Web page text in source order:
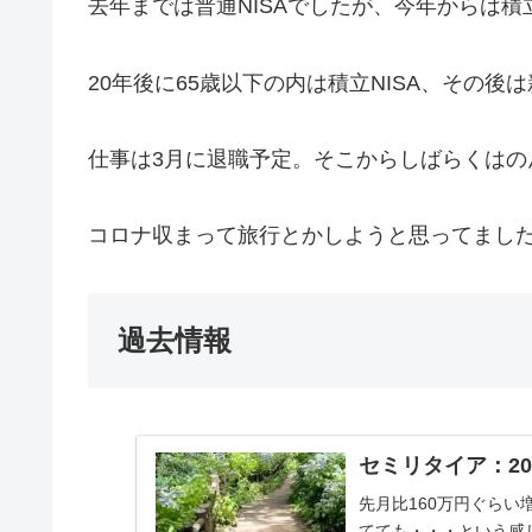
去年までは普通NISAでしたが、今年からは積
20年後に65歳以下の内は積立NISA、その後
仕事は3月に退職予定。そこからしばらくは
コロナ収まって旅行とかしようと思ってまし
過去情報
セミリタイア：
先月比160万円ぐらい